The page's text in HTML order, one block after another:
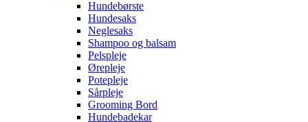
Hundebørste
Hundesaks
Neglesaks
Shampoo og balsam
Pelspleje
Ørepleje
Potepleje
Sårpleje
Grooming Bord
Hundebadekar